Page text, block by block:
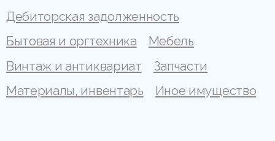
Дебиторская задолженность
Бытовая и оргтехника
Мебель
Винтаж и антиквариат
Запчасти
Материалы, инвентарь
Иное имущество